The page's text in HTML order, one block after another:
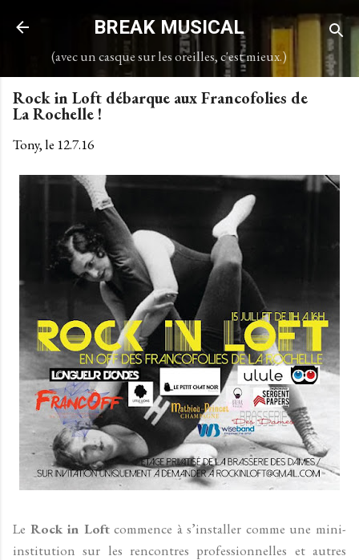
Accéder au contenu principal
BREAK MUSICAL
(avec un casque sur les oreilles, c'est mieux.)
Rock in Loft débarque aux Francofolies de
La Rochelle !
Tony, le 12.7.16
Le Rock in Loftcommence à s’installer comme une mini-
institution sur les rencontres professionnelles et autres